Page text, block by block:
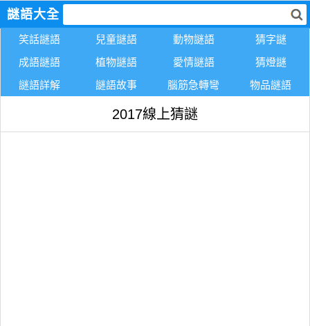
謎語大全
笑話謎語 兒童謎語 動物謎語
猜字謎
成語謎語
植物謎語 愛情謎語
猜燈謎
謎語詳解
謎語故事 腦筋急轉彎 物品謎語
2017線上猜謎